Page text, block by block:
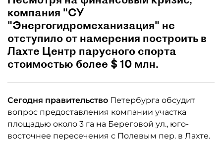
компания "СУ
"Энергогидромеханизация" не
отступило от намерения построить в
Лахте Центр парусного спорта
стоимостью более $ 10 млн.
Сегодня правительство Петербурга обсудит
вопрос предоставления компании участка
площадью около 3 га на Береговой ул., юго-
восточнее пересечения с Полевым пер. в Лахте.